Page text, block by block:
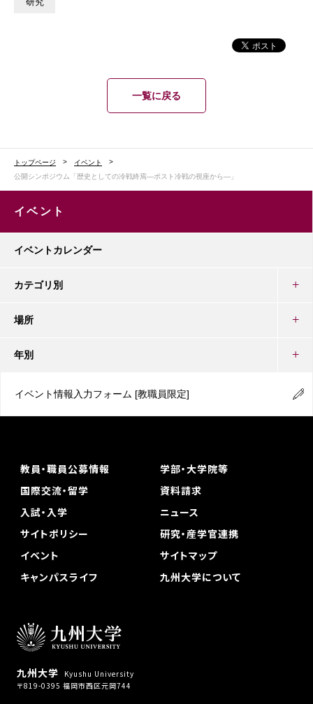
一覧に戻る
トップページ
イベント
公開シンポジウム「歴史としての冷戦終焉―ポスト冷戦の視座から―」
イベント
イベントカレンダー
カテゴリ別
場所
年別
イベント情報入力フォーム [教職員限定]
九州大学
Kyushu University
〒819-0395 福岡市西区元岡744
教員・職員公募情報
学部・大学院等
国際交流・留学
資料請求
入試・入学
ニュース
サイトポリシー
研究・産学官連携
イベント
サイトマップ
キャンパスライフ
九州大学について